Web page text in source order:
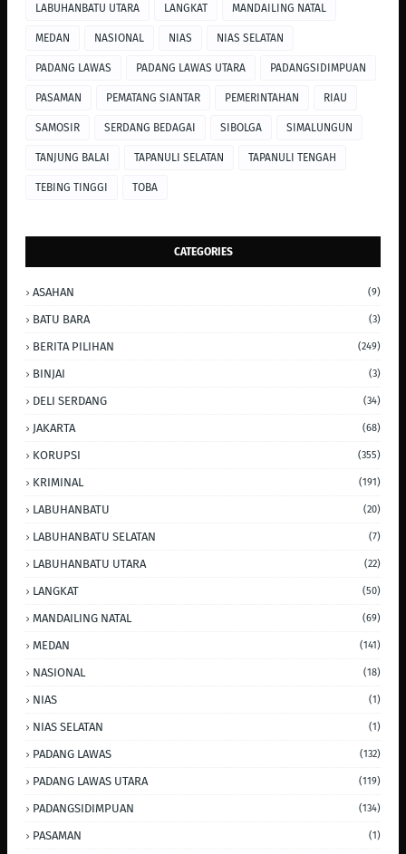
LABUHANBATU UTARA LANGKAT MANDAILING NATAL
MEDAN NASIONAL NIAS NIAS SELATAN
PADANG LAWAS PADANG LAWAS UTARA PADANGSIDIMPUAN
PASAMAN PEMATANG SIANTAR PEMERINTAHAN RIAU
SAMOSIR SERDANG BEDAGAI SIBOLGA SIMALUNGUN
TANJUNG BALAI TAPANULI SELATAN TAPANULI TENGAH
TEBING TINGGI TOBA
CATEGORIES
ASAHAN (9)
BATU BARA (3)
BERITA PILIHAN (249)
BINJAI (3)
DELI SERDANG (34)
JAKARTA (68)
KORUPSI (355)
KRIMINAL (191)
LABUHANBATU (20)
LABUHANBATU SELATAN (7)
LABUHANBATU UTARA (22)
LANGKAT (50)
MANDAILING NATAL (69)
MEDAN (141)
NASIONAL (18)
NIAS (1)
NIAS SELATAN (1)
PADANG LAWAS (132)
PADANG LAWAS UTARA (119)
PADANGSIDIMPUAN (134)
PASAMAN (1)